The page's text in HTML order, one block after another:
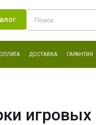
ОПЛАТА ДОСТАВКА ГАРАНТИЯ